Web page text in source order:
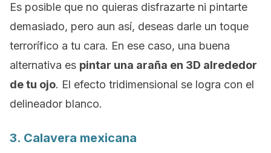
Es posible que no quieras disfrazarte ni pintarte
demasiado, pero aun así, deseas darle un toque
terrorífico a tu cara. En ese caso, una buena
alternativa es pintar una araña en 3D alrededor
de tu ojo. El efecto tridimensional se logra con el
delineador blanco.
3. Calavera mexicana